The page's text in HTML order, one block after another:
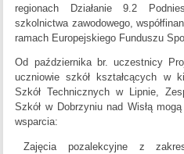
regionach Działanie 9.2
szkolnictwa zawodowego,
ramach Europejskiego Funduszu
Od października br. uczestnicy
uczniowie szkół kształcących w
Szkół Technicznych w Lipnie,
Szkół w Dobrzyniu nad Wisłą
wsparcia:
Zajęcia pozalekcyjne z